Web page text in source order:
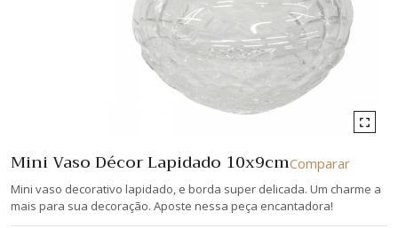
Mini Vaso Décor Lapidado 10x9cm
Mini vaso decorativo lapidado, e borda super delicada. Um charme a
mais para sua decoração. Aposte nessa peça encantadora!
Comparar